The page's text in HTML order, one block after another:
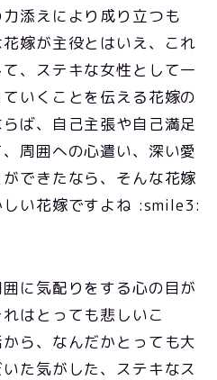
添えにより成り立つも
嫁が主役とはいえ、これ
、ステキな女性として一
いくことを伝える花嫁の
ば、自己主張や自己満足
周囲への心遣い、深い愛
できたなら、そんな花嫁
い花嫁ですよね :smile3:
に気配りをする心の目が
はとっても悲しいこ
ら、なんだかとっても大
た気がした、ステキなス